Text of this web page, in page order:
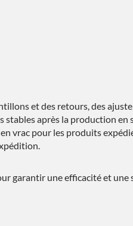
et des retours, des
après la production en
vrac pour les produits
garantir une efficacité et une